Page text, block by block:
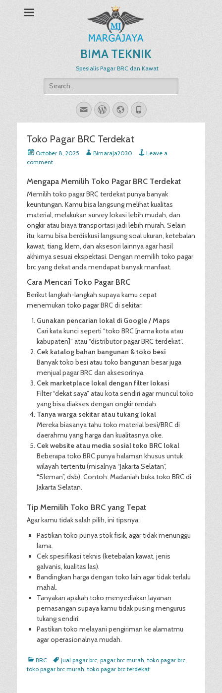
BIMA TEKNIK
Spesialis Pagar BRC dan Kawat
Search
for:
EmailWordPress
WebsitePhone
Toko Pagar BRC Terdekat
Posted
on
October 8, 2025 AuthorBimaraja2030
Leave a
comment
Mengapa Memilih Toko Pagar BRC Terdekat
Memilih toko pagar BRC terdekat punya banyak
keuntungan. Kamu bisa langsung melihat kualitas
material, melakukan survey lokasi lebih mudah, dan
ongkir atau biaya transportasi jadi lebih murah. Selain
itu, kamu bisa berdiskusi langsung soal ukuran, ketebalan
kawat, tiang, klem, dan aksesori lainnya agar hasil
akhirnya sesuai ekspektasi. Dengan memilih toko pagar
brc yang dekat anda mendapat banyak manfaat.
Cara Mencari Toko Pagar BRC
Berikut langkah-langkah supaya kamu cepat
menemukan toko pagar BRC di sekitar:
Gunakan pencarian lokal di Google / Maps
Cari kata kunci seperti “toko BRC [nama kota atau
kabupaten]” atau “distributor pagar BRC terdekat”.
Cek katalog bahan bangunan & toko besi
Banyak toko besi atau toko bangunan besar juga
menjual pagar BRC dan aksesorinya.
Cek marketplace lokal dengan filter lokasi
Filter “dekat saya” atau kota sendiri agar muncul toko
yang bisa diakses dengan ongkir rendah.
Tanya warga sekitar atau tukang lokal
Mereka biasanya tahu toko material besi/BRC di
daerahmu yang harga dan kualitasnya oke.
Cek website atau media sosial toko BRC lokal
Beberapa toko BRC punya halaman khusus untuk
wilayah tertentu (misalnya “Jakarta Selatan”,
“Sleman”, dsb). Contoh: Madaniah buka toko BRC di
Jakarta Selatan.
Tip Memilih Toko BRC yang Tepat
Agar kamu tidak salah pilih, ini tipsnya:
Pastikan toko punya stok fisik, agar tidak menunggu
lama.
Cek spesifikasi teknis (ketebalan kawat, jenis
galvanis, kualitas las).
Bandingkan harga dengan toko lain agar tidak terlalu
mahal.
Tanyakan apakah toko menyediakan layanan
pemasangan supaya kamu tidak pusing mengurus
tukang sendiri.
Pastikan toko melayani pengiriman ke alamatmu
agar operasionalnya mudah.
Categories
BRC Tagsjual pagar brc, pagar brc murah, toko pagar brc,
toko pagar brc murah, toko pagar brc terdekat